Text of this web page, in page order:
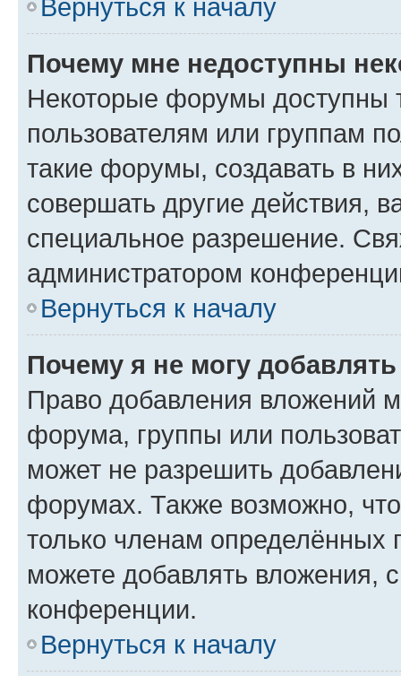
Вернуться к началу
Почему мне недоступны
Некоторые форумы доступны
пользователям или группам
такие форумы, создавать в
совершать другие действия,
специальное разрешение.
администратором
Вернуться к началу
Почему я не могу
Право добавления вложений
форума, группы или
может не разрешить
форумах. Также возможно,
только членам определённых
можете добавлять вложения,
конференции.
Вернуться к началу